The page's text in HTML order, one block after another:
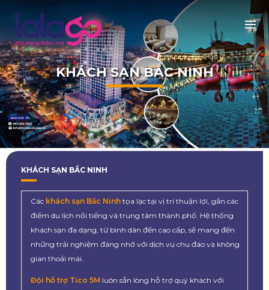
KHÁCH SẠN BẮC NINH
KHÁCH SẠN BẮC NINH
Các khách sạn Bắc Ninh tọa lạc tại vị trí thuận lợi, gần các
điểm du lịch nổi tiếng và trung tâm thành phố. Hệ thống
khách sạn đa dạng, từ bình dân đến cao cấp, sẽ mang đến
những trải nghiệm đáng nhớ với dịch vụ chu đáo và không
gian thoải mái.
Đội hỗ trợ Tico 5M luôn sẵn lòng hỗ trợ quý khách với